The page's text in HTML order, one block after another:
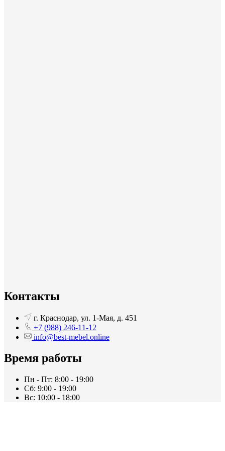
Контакты
г. Краснодар, ул. 1-Мая, д. 451
+7 (988) 246-11-12
info@best-mebel.online
Время работы
Пн - Пт: 8:00 - 19:00
Сб: 9:00 - 19:00
Вс: 10:00 - 18:00